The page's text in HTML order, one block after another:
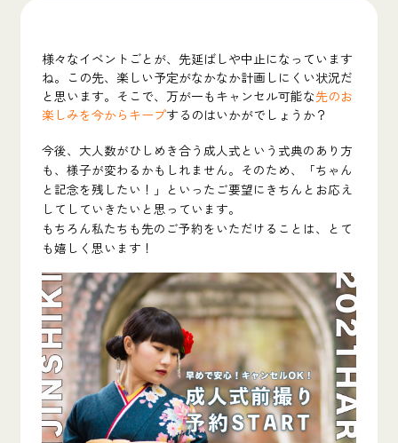
様々なイベントごとが、先延ばしや中止になっています
ね。 この先、楽しい予定がなかなか計画しにくい状況だ
と思います。そこで、万が一もキャンセル可能な先のお
楽しみを今からキープするのはいかがでしょうか？
今後、大人数がひしめき合う成人式という式典のあり方
も、様子が変わるかもしれません。そのため、「ちゃん
と記念を残したい！」といったご要望にきちんとお応え
してしていきたいと思っています。
もちろん私たちも先のご予約をいただけることは、とて
も嬉しく思います！